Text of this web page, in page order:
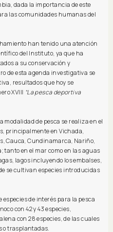
dada la importancia de este
las comunidades humanas del
han tenido una atención
del Instituto, ya que ha
a su conservación y
de esta agenda investigativa se
resultados que hoy se
XVIII “La pesca deportiva
modalidad de pesca se realiza en el
principalmente en Vichada,
Cauca, Cundinamarca, Nariño,
tanto en el mar como en las aguas
lagos incluyendo los embalses,
se cultivan especies introducidas
de interés para la pesca
con 42 y 43 especies,
con 28 especies, de las cuales
o trasplantadas.